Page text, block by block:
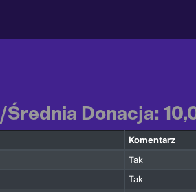
Donacja:
Komentarz
Tak
Tak